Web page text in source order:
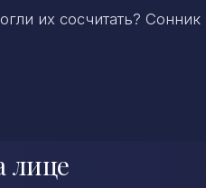
их сосчитать? Сонник
лице